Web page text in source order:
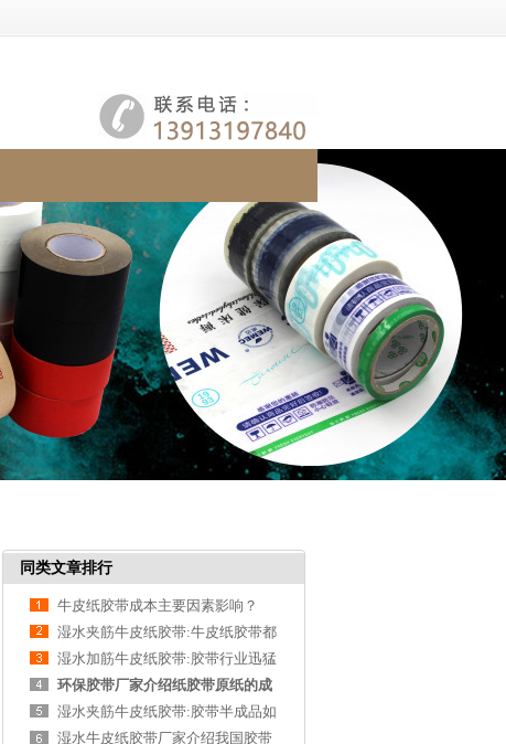
同类文章排行
牛皮纸胶带成本主要因素影响？
湿水夹筋牛皮纸胶带:牛皮纸胶带都
有哪些？
湿水加筋牛皮纸胶带:胶带行业迅猛
发展
环保胶带厂家介绍纸胶带原纸的成
份！
湿水夹筋牛皮纸胶带:胶带半成品如
何存储与运输
湿水牛皮纸胶带厂家介绍我国胶带